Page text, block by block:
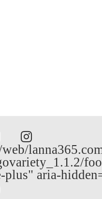
plus" aria-